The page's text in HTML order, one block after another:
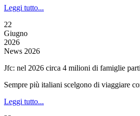
Leggi tutto...
22
Giugno
2026
News 2026
Jfc: nel 2026 circa 4 milioni di famiglie
Sempre più italiani scelgono di viaggiare
Leggi tutto...